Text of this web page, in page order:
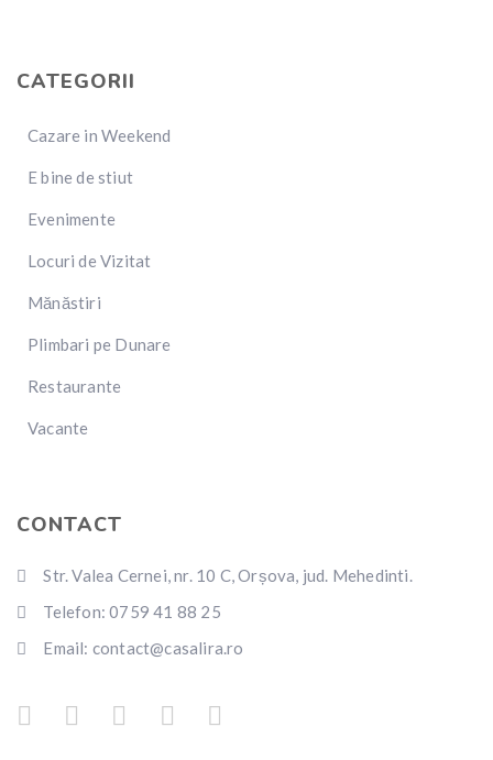
CATEGORII
Cazare in Weekend
E bine de stiut
Evenimente
Locuri de Vizitat
Mănăstiri
Plimbari pe Dunare
Restaurante
Vacante
CONTACT
Str. Valea Cernei, nr. 10 C, Orșova, jud. Mehedinti.
Telefon: 0759 41 88 25
Email: contact@casalira.ro